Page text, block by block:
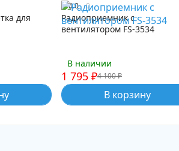
для
0.0 0
Радиоприемник с
вентилятором FS-3534
В наличии
4 100₽
1 795 ₽
В корзину